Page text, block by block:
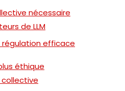
nécessaire
de LLM
régulation efficace
éthique
collective